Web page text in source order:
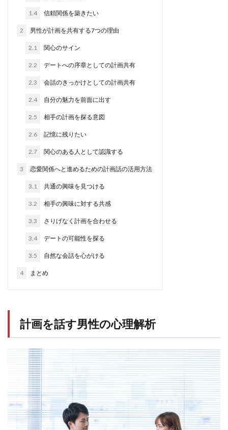
1.4 信頼関係を築きたい
2 男性が計画を共有する7つの理由
2.1 関心のサイン
2.2 デートへの序章としての計画共有
2.3 会話のきっかけとしての計画共有
2.4 自分の魅力を前面に出す
2.5 相手の計画を探る意図
2.6 記憶に残りたい
2.7 関心のある人として認識する
3 恋愛関係へと進めるための計画話の活用方法
3.1 共通の興味を見つける
3.2 相手の興味に対する共感
3.3 さりげなく計画を合わせる
3.4 デートの可能性を探る
3.5 自然な会話を心がける
4 まとめ
計画を話す男性の心理解析